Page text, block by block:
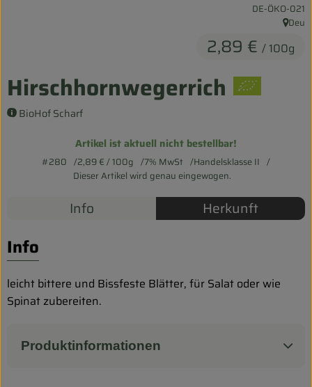
Kühltheke
Backwaren
Vorratskammer
Getränke
Biohof erleben
Pferdepension & Reitbetrieb
Hirschhornwegerrich
BioHof Scharf
2,89 € / 100g
, Kontrollstelle:
DE-ÖKO-021
,Deu
Artikel ist aktuell nicht bestellbar!
#280 2,89 €/ 100g 7% MwSt
Handelsklasse II
Dieser Artikel wird genau eingewogen.
Info Herkunft
Info
leicht bittere und Bissfeste Blätter, für Salat oder wie
Spinat zubereiten.
Produktinformationen